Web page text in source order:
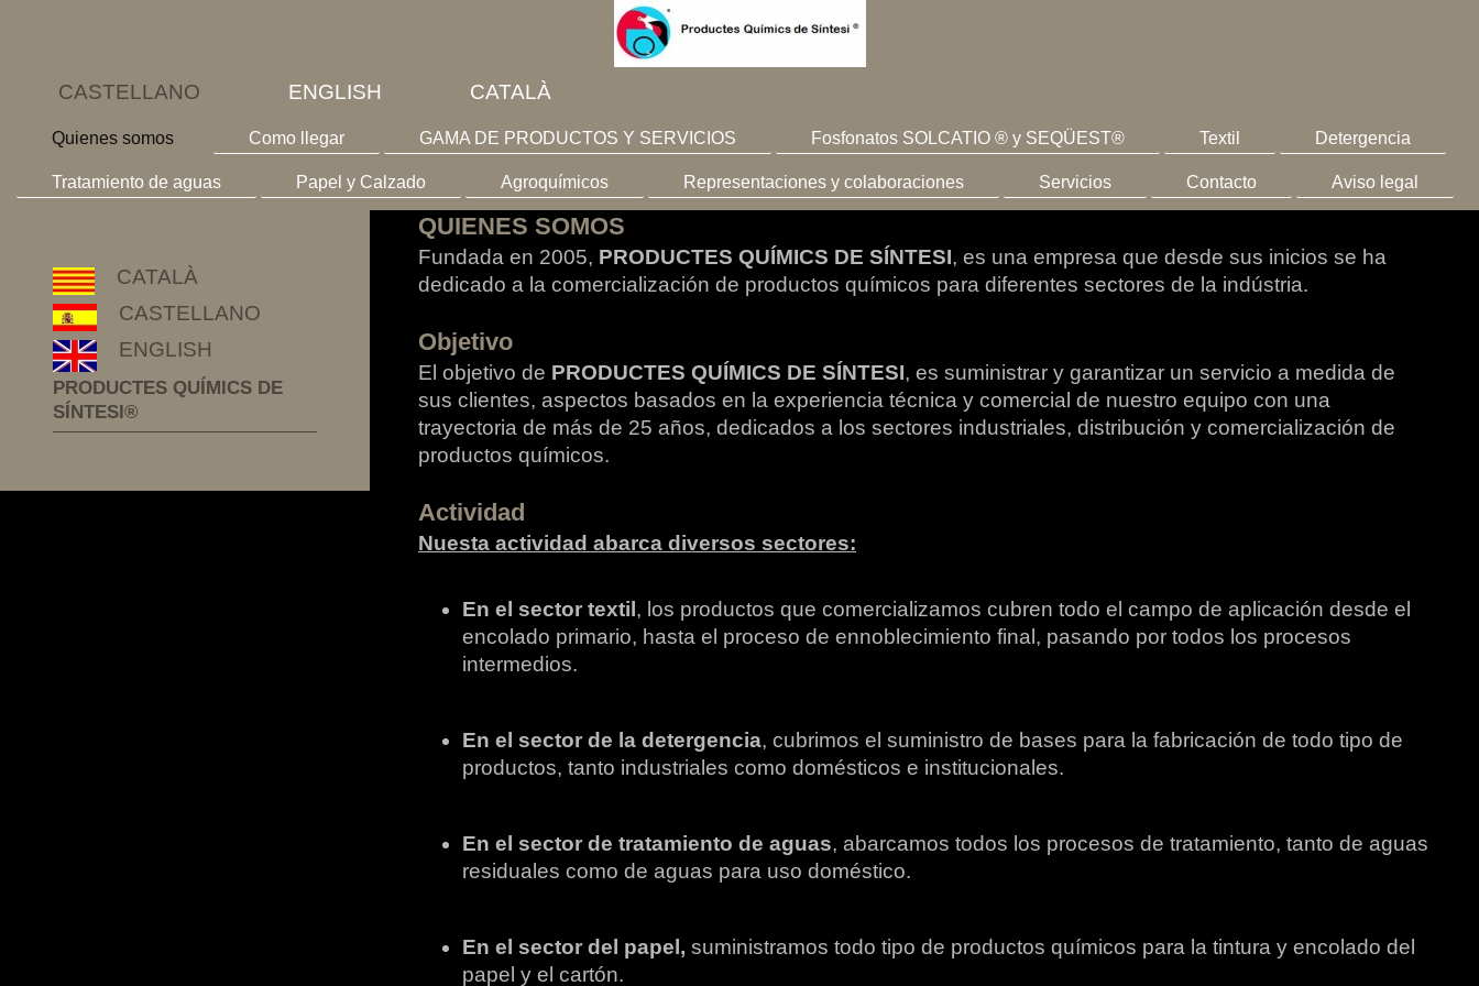
CASTELLANO ENGLISH CATALÀ
Quienes somos Como llegar GAMA DE PRODUCTOS Y SERVICIOS Fosfonatos SOLCATIO ® y SEQÜEST® Textil Detergencia
Tratamiento de aguas Papel y Calzado Agroquímicos Representaciones y colaboraciones Servicios Contacto Aviso legal
QUIENES SOMOS
Fundada en 2005, PRODUCTES QUÍMICS DE SÍNTESI, es una empresa que desde sus inicios se ha
dedicado a la comercialización de productos químicos para diferentes sectores de la indústria.
Objetivo
El objetivo de PRODUCTES QUÍMICS DE SÍNTESI, es suministrar y garantizar un servicio a medida de
sus clientes, aspectos basados en la experiencia técnica y comercial de nuestro equipo con una
trayectoria de más de 25 años, dedicados a los sectores industriales, distribución y comercialización de
productos químicos.
Actividad
Nuesta actividad abarca diversos sectores:
En el sector textil, los productos que comercializamos cubren todo el campo de aplicación desde el
encolado primario, hasta el proceso de ennoblecimiento final, pasando por todos los procesos
intermedios.
En el sector de la detergencia, cubrimos el suministro de bases para la fabricación de todo tipo de
productos, tanto industriales como domésticos e institucionales.
En el sector de tratamiento de aguas, abarcamos todos los procesos de tratamiento, tanto de aguas
residuales como de aguas para uso doméstico.
En el sector del papel, suministramos todo tipo de productos químicos para la tintura y encolado del
papel y el cartón.
CATALÀ
CASTELLANO
ENGLISH
PRODUCTES QUÍMICS DE
SÍNTESI®